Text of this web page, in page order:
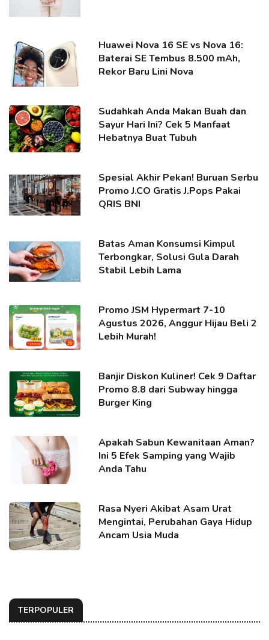
Huawei Nova 16 SE vs Nova 16:
Baterai SE Tembus 8.500 mAh,
Rekor Baru Lini Nova
Sudahkah Anda Makan Buah dan
Sayur Hari Ini? Cek 5 Manfaat
Hebatnya Buat Tubuh
Spesial Akhir Pekan! Buruan Serbu
Promo J.CO Gratis J.Pops Pakai
QRIS BNI
Batas Aman Konsumsi Kimpul
Terbongkar, Solusi Gula Darah
Stabil Lebih Lama
Promo JSM Hypermart 7-10
Agustus 2026, Anggur Hijau Beli 2
Lebih Murah!
Banjir Diskon Kuliner! Cek 9 Daftar
Promo 8.8 dari Subway hingga
Burger King
Apakah Sabun Kewanitaan Aman?
Ini 5 Efek Samping yang Wajib
Anda Tahu
Rasa Nyeri Akibat Asam Urat
Mengintai, Perubahan Gaya Hidup
Ancam Usia Muda
TERPOPULER